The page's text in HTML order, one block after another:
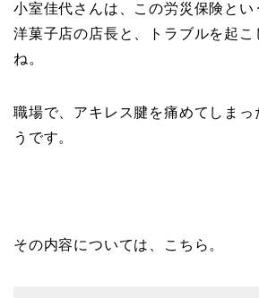
小室佳代さんは、この労災保険とい
洋菓子店の店長と、トラブルを起こ
ね。
職場で、アキレス腱を痛めてしまっ
うです。
その内容については、こちら。